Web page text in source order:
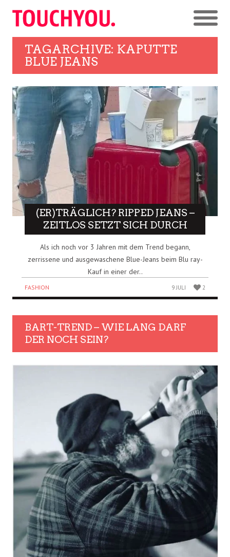
TAGARCHIVE: KAPUTTE
BLUE JEANS
(ER)TRÄGLICH? RIPPED JEANS –
ZEITLOS SETZT SICH DURCH
Als ich noch vor 3 Jahren mit dem Trend begann,
zerrissene und ausgewaschene Blue-Jeans beim Blu ray-
Kauf in einer der..
FASHION 9 JULI 2
BART-TREND – WIE LANG DARF
DER NOCH SEIN?